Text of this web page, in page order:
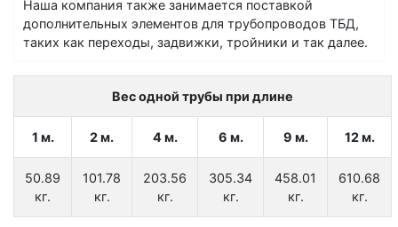
Наша компания также занимается поставкой
дополнительных элементов для трубопроводов ТБД,
таких как переходы, задвижки, тройники и так далее.
Вес одной трубы при длине
1 м. 2 м. 4 м. 6 м. 9 м. 12 м.
50.89
кг.
101.78
кг.
203.56
кг.
305.34
кг.
458.01
кг.
610.68
кг.